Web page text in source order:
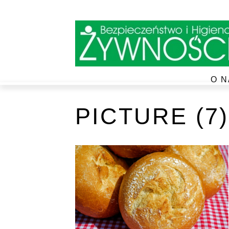
O
PICTURE (7)